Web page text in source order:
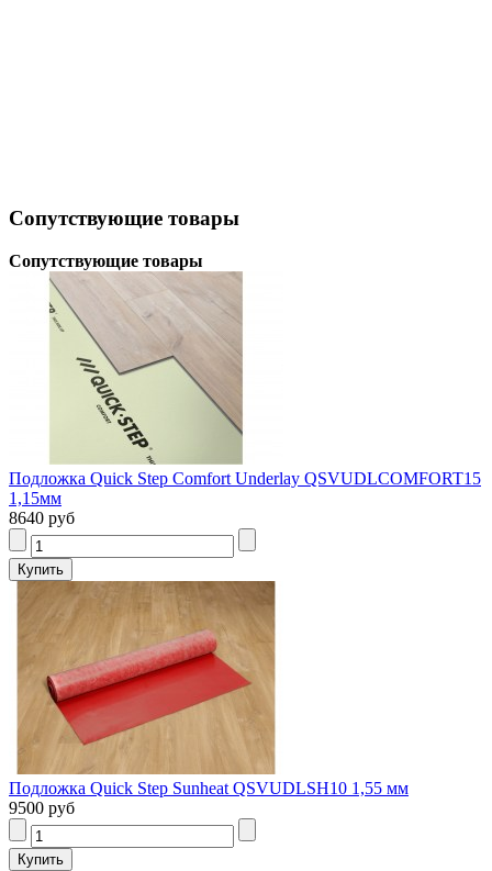
Сопутствующие товары
Сопутствующие товары
Подложка Quick Step Comfort Underlay QSVUDLCOMFORT15
1,15мм
8640 руб
Подложка Quick Step Sunheat QSVUDLSH10 1,55 мм
9500 руб